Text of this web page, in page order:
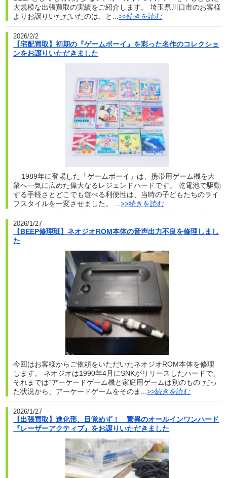
大規模な出張買取の実績をご紹介します。 埼玉県川口市のお客様
よりお譲りいただいたのは、と...>>続きを読む
2026/2/2
【宅配買取】初期の『ゲームボーイ』を彩った名作のコレクショ
ンをお譲りいただきました
1989年に登場した「ゲームボーイ」は、携帯用ゲーム機を大
衆へ一気に広めた偉大なるレジェンドハードです。 乾電池で駆動
する手軽さとどこでも遊べる利便性は、当時の子どもたちのライ
フスタイルを一変させました。 ...>>続きを読む
2026/1/27
【BEEP修理班】ネオジオROM本体の音声出力不良を修理しまし
た
今回はお客様からご依頼をいただいたネオジオROM本体を修理
します。 ネオジオは1990年4月にSNKがリリースしたハードで、
それまでは“アーケードゲーム機と家庭用ゲームは別のもの”だっ
た状況から、アーケードゲームをそのま...>>続きを読む
2026/1/27
【出張買取】進化形、目覚めず！ 驚異のオールインワンハード
『レーザーアクティブ』をお譲りいただきました